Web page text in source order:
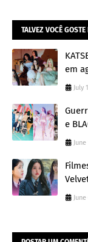
TALVEZ VOCÊ
em
July
e